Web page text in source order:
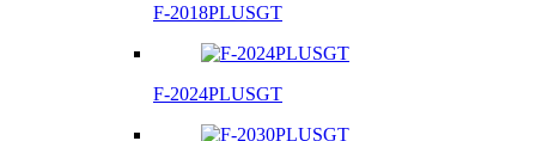
F-2018PLUSGT
F-2024PLUSGT